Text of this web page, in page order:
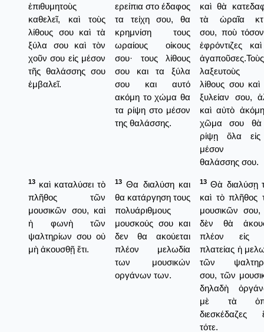
ἐπιθυμητοὺς
καθελεῖ, καὶ τοὺς
λίθους σου καὶ τὰ
ξύλα σου καὶ τὸν
χοῦν σου εἰς μέσον
τῆς θαλάσσης σου
ἐμβαλεῖ.
ερείπια στο έδαφος
τα τείχη σου, θα
κρημνίση τους
ωραίους οίκους
σου· τους λίθους
σου και τα ξύλα
σου και αυτό
ακόμη το χώμα θα
τα ρίψη στο μέσον
της θαλάσσης.
καὶ θὰ
τὰ ὡραῖα
σου, ποὺ
ἐφρόντιζες
ἀγαποῦσες.Τοὺς
λαξευτοὺς
λίθους σου καὶ
ξυλείαν σου,
καὶ αὐτὸ
χῶμα σου θὰ
ρίψῃ ὅλα
μέσον
θαλάσσης σου.
13 καὶ καταλύσει τὸ
πλῆθος τῶν
μουσικῶν σου, καὶ
ἡ φωνὴ τῶν
ψαλτηρίων σου οὐ
μὴ ἀκουσθῇ ἔτι.
13 Θα διαλύση και
θα κατάργηση τους
πολυάριθμους
μουσκούς σου και
δεν θα ακούεται
πλέον μελωδία
των μουσικών
οργάνων των.
13 Θὰ διαλύσῃ
καὶ τὸ πλῆθος
μουσικῶν σου,
δὲν θὰ
πλέον εἰς
πλατείας ἡ
τῶν
σου, τῶν
δηλαδὴ
μὲ τὰ
διεσκέδαζες
τότε.